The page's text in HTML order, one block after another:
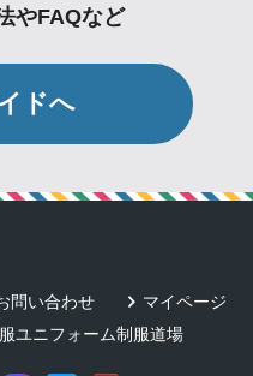
やFAQなど
ドへ
問い合わせ
マイページ
ユニフォーム制服道場